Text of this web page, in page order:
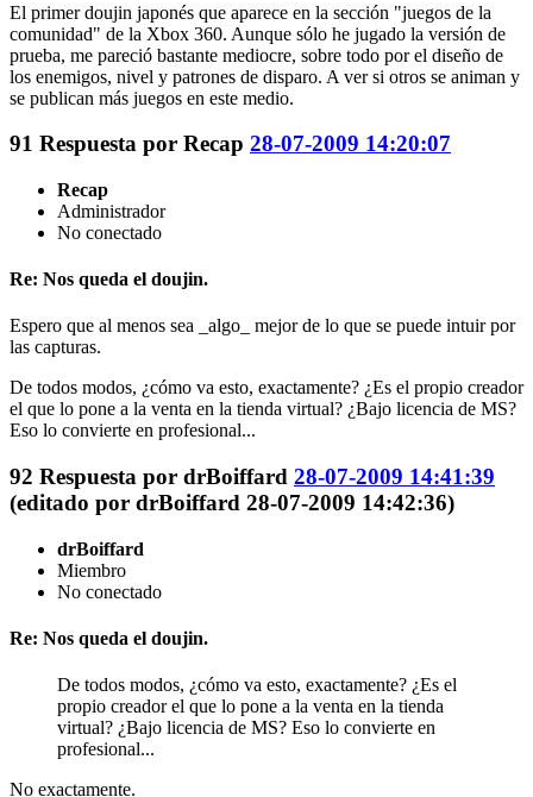
El primer doujin japonés que aparece en la sección "juegos de la
comunidad" de la Xbox 360. Aunque sólo he jugado la versión de
prueba, me pareció bastante mediocre, sobre todo por el diseño de
los enemigos, nivel y patrones de disparo. A ver si otros se animan y
se publican más juegos en este medio.
91 Respuesta por Recap 28-07-2009 14:20:07
Recap
Administrador
No conectado
Re: Nos queda el doujin.
Espero que al menos sea _algo_ mejor de lo que se puede intuir por
las capturas.
De todos modos, ¿cómo va esto, exactamente? ¿Es el propio creador
el que lo pone a la venta en la tienda virtual? ¿Bajo licencia de MS?
Eso lo convierte en profesional...
92 Respuesta por drBoiffard 28-07-2009 14:41:39
(editado por drBoiffard 28-07-2009 14:42:36)
drBoiffard
Miembro
No conectado
Re: Nos queda el doujin.
De todos modos, ¿cómo va esto, exactamente? ¿Es el
propio creador el que lo pone a la venta en la tienda
virtual? ¿Bajo licencia de MS? Eso lo convierte en
profesional...
No exactamente.